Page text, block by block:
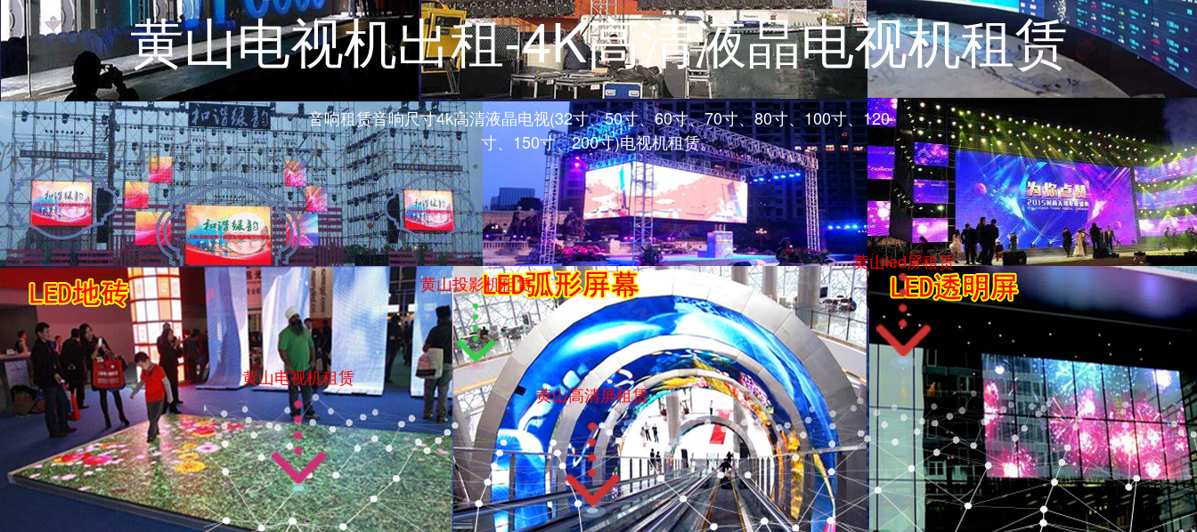
黄山电视机出租-4K高清液晶电视机租赁
音响租赁音响尺寸4k高清液晶电视(32寸、50寸、60寸、70寸、80寸、100寸、120
寸、150寸、200寸)电视机租赁。
黄山电视机租赁
黄山投影机租赁
黄山高清屏租赁
黄山led屏租赁